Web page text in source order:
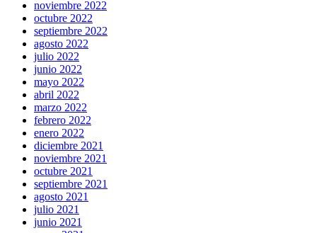
noviembre 2022
octubre 2022
septiembre 2022
agosto 2022
julio 2022
junio 2022
mayo 2022
abril 2022
marzo 2022
febrero 2022
enero 2022
diciembre 2021
noviembre 2021
octubre 2021
septiembre 2021
agosto 2021
julio 2021
junio 2021